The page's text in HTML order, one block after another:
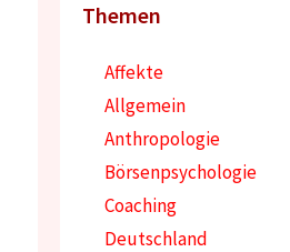
Themen
Affekte
Allgemein
Anthropologie
Börsenpsychologie
Coaching
Deutschland